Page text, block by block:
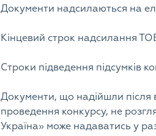
Документи надсилаються на
Кінцевий строк надсилання
Строки підведення підсумків
Документи, що надійшли після
проведення конкурсу, не
Україна» може надаватись у